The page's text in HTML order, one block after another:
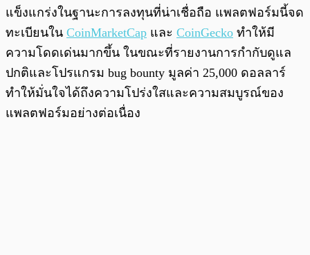
แข็งแกร่งในฐานะการลงทุนที่น่าเชื่อถือ แพลตฟอร์มนี้จด
ทะเบียนใน CoinMarketCap และ CoinGecko ทำให้มี
ความโดดเด่นมากขึ้น ในขณะที่รายงานการกำกับดูแล
ปกติและโปรแกรม bug bounty มูลค่า 25,000 ดอลลาร์
ทำให้มั่นใจได้ถึงความโปร่งใสและความสมบูรณ์ของ
แพลตฟอร์มอย่างต่อเนื่อง